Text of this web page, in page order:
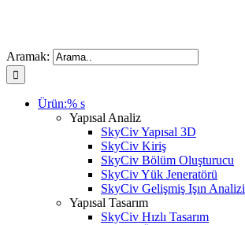
Aramak:
Ürün:% s
Yapısal Analiz
SkyCiv Yapısal 3D
SkyCiv Kiriş
SkyCiv Bölüm Oluşturucu
SkyCiv Yük Jeneratörü
SkyCiv Gelişmiş Işın Analizi
Yapısal Tasarım
SkyCiv Hızlı Tasarım